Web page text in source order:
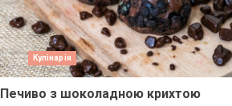
Кулінарія
Печиво з шоколадною крихтою